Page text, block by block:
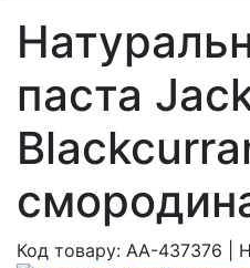
паста
Код товару: AA-437376